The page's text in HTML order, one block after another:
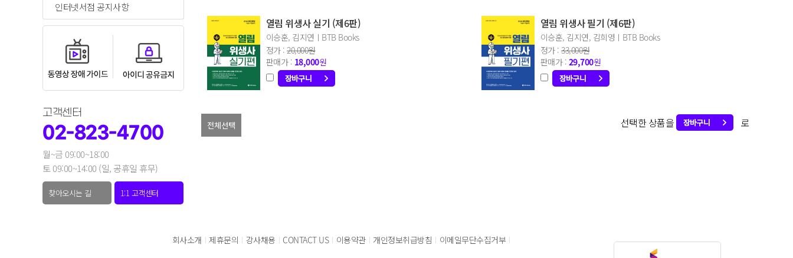
인터넷서점 공지사항
고객센터
02-823-4700
월~금 09:00~18:00
토 09:00~14:00 (일, 공휴일 휴무)
찾아오시는 길 1:1 고객센터
열림 위생사 실기 (제6판)
이승훈, 김지연ㅣBTB Books
정가 : 20,000원
판매가 : 18,000원
열림 위생사 필기 (제6판)
이승훈, 김지연, 김희영ㅣBTB Books
정가 : 33,000원
판매가 : 29,700원
선택한 상품을 로
회사소개 | 제휴문의 | 강사채용 | CONTACT US | 이용약관 | 개인정보취급방침 | 이메일무단수집거부 |